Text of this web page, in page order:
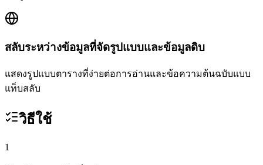
สลับระหว่างข้อมูลที่จัดรูปแบบและข้อมูลดิบ
แสดงรูปแบบตารางที่ง่ายต่อการอ่านและข้อความต้นฉบับแบบ
แท็บสลับ
วิธีใช้
1